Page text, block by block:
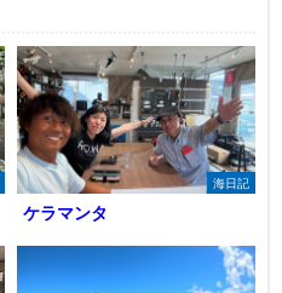
海日記
ケラマンタ